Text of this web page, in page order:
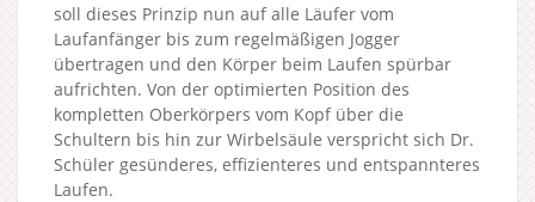
soll dieses Prinzip nun auf alle Läufer vom
Laufanfänger bis zum regelmäßigen Jogger
übertragen und den Körper beim Laufen spürbar
aufrichten. Von der optimierten Position des
kompletten Oberkörpers vom Kopf über die
Schultern bis hin zur Wirbelsäule verspricht sich Dr.
Schüler gesünderes, effizienteres und entspannteres
Laufen.